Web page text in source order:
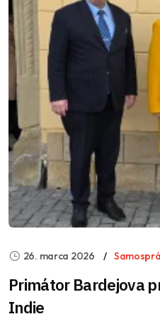
26. marca 2026
Primátor Bardejova
Indie